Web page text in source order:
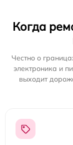
Когда
Честно о
электроника и
выходит